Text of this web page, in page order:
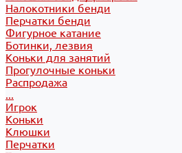
Налокотники бенди
Перчатки бенди
Фигурное катание
Ботинки, лезвия
Коньки для занятий
Прогулочные коньки
Распродажа
...
Игрок
Коньки
Клюшки
Перчатки